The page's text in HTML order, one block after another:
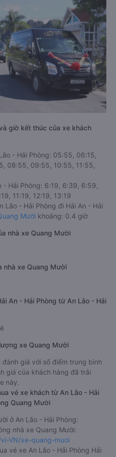
giờ kết thúc của xe khách
- Hải Phòng: 05:55, 06:15,
08:55, 09:55, 10:55, 11:55,
- Hải Phòng: 6:19, 6:39, 6:59,
11:19, 12:19, 13:19
Lão - Hải Phòng đi Hải An - Hải
Mười khoảng: 0.4 giờ
nhà xe Quang Mười
nhà xe Quang Mười
An - Hải Phòng từ An Lão - Hải
xe Quang Mười
giá với số điểm trung bình
giá của khách hàng đã trải
này.
vé xe khách từ An Lão - Hải
Quang Mười
ở An Lão - Hải Phòng:
nhà xe Quang Mười:
VN/xe-quang-muoi
vé xe An Lão - Hải Phòng Hải